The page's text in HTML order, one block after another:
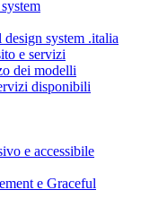
system .italia
e servizi
dei modelli
disponibili
e accessibile
e Graceful